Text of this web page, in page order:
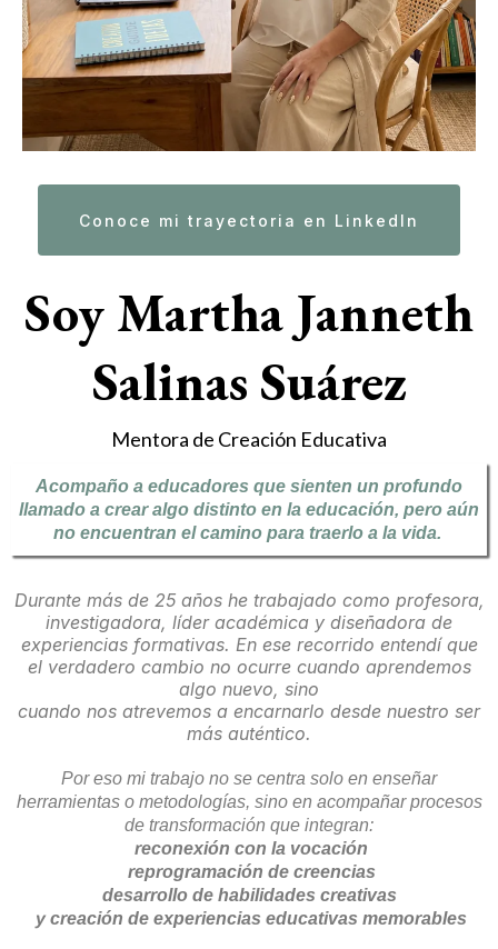
Conoce mi trayectoria en LinkedIn
Soy Martha Janneth
Salinas Suárez
Mentora de Creación Educativa
Acompaño a educadores que sienten un profundo
llamado a crear algo distinto en la educación, pero aún
no encuentran el camino para traerlo a la vida.
Durante más de 25 años he trabajado como profesora,
investigadora, líder académica y diseñadora de
experiencias formativas. En ese recorrido entendí que
el verdadero cambio no ocurre cuando aprendemos
algo nuevo, sino
cuando nos atrevemos a encarnarlo desde nuestro ser
más auténtico.
Por eso mi trabajo no se centra solo en enseñar
herramientas o metodologías, sino en acompañar procesos
de transformación que integran:
reconexión con la vocación
reprogramación de creencias
desarrollo de habilidades creativas
y creación de experiencias educativas memorables